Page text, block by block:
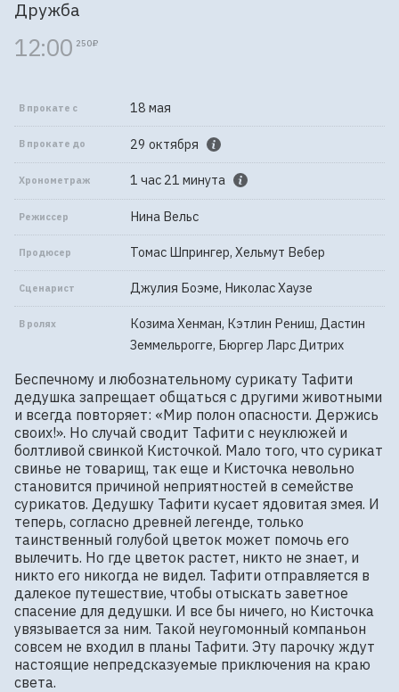
Дружба
12:00 250 ₽
В прокате с 18 мая
В прокате до 29 октября
Хронометраж 1 час 21 минута
Режиссер Нина Вельс
Продюсер Томас Шпрингер, Хельмут Вебер
Сценарист Джулия Боэме, Николас Хаузе
В ролях
Козима Хенман, Кэтлин Рениш, Дастин
Земмельрогге, Бюргер Ларс Дитрих
Беспечному и любознательному сурикату Тафити
дедушка запрещает общаться с другими животными
и всегда повторяет: «Мир полон опасности. Держись
своих!». Но случай сводит Тафити с неуклюжей и
болтливой свинкой Кисточкой. Мало того, что сурикат
свинье не товарищ, так еще и Кисточка невольно
становится причиной неприятностей в семействе
сурикатов. Дедушку Тафити кусает ядовитая змея. И
теперь, согласно древней легенде, только
таинственный голубой цветок может помочь его
вылечить. Но где цветок растет, никто не знает, и
никто его никогда не видел. Тафити отправляется в
далекое путешествие, чтобы отыскать заветное
спасение для дедушки. И все бы ничего, но Кисточка
увязывается за ним. Такой неугомонный компаньон
совсем не входил в планы Тафити. Эту парочку ждут
настоящие непредсказуемые приключения на краю
света.